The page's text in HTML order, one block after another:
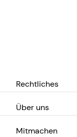
Rechtliches
Über uns
Mitmachen